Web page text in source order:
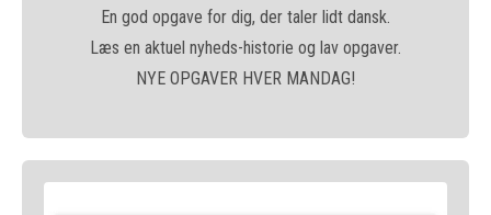
En god opgave for dig, der taler lidt dansk.
Læs en aktuel nyheds-historie og lav opgaver.
NYE OPGAVER HVER MANDAG!